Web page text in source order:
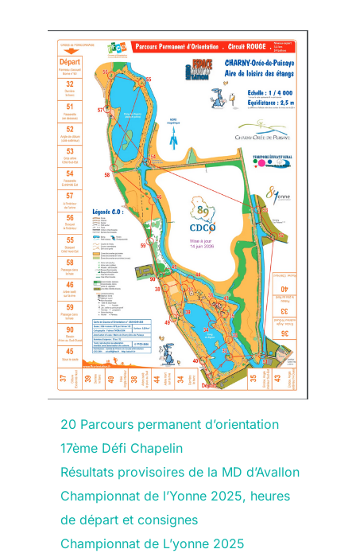
20 Parcours permanent d’orientation
17ème Défi Chapelin
Résultats provisoires de la MD d’Avallon
Championnat de l’Yonne 2025, heures
de départ et consignes
Championnat de L’yonne 2025